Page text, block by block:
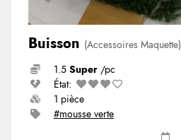
Buisson (Accessoires Maquette)
1.5 Super /pc
État:
1 pièce
#mousse verte